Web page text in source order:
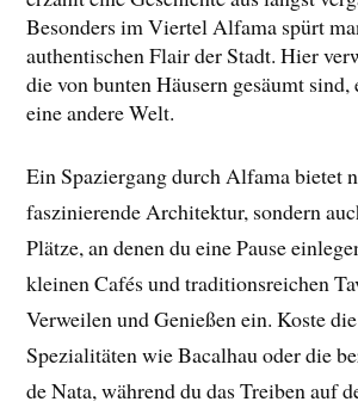
Besonders im Viertel Alfama spürt
authentischen Flair der Stadt. Hier
die von bunten Häusern gesäumt
eine andere Welt.
Ein Spaziergang durch Alfama bietet
faszinierende Architektur, sondern
Plätze, an denen du eine Pause
kleinen Cafés und traditionsreichen
Verweilen und Genießen ein. Koste
Spezialitäten wie Bacalhau oder die
de Nata, während du das Treiben auf